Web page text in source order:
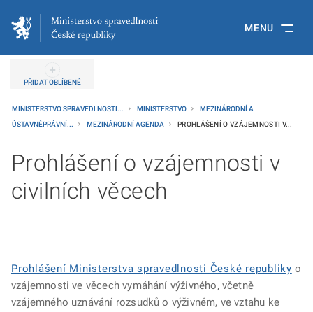
MENU
PŘIDAT OBLÍBENÉ
MINISTERSTVO SPRAVEDLNOSTI... MINISTERSTVO
MEZINÁRODNÍ A
ÚSTAVNĚPRÁVNÍ...
MEZINÁRODNÍ AGENDA PROHLÁŠENÍ O VZÁJEMNOSTI V...
Prohlášení o vzájemnosti v
civilních věcech
Prohlášení Ministerstva spravedlnosti České republiky o
vzájemnosti ve věcech vymáhání výživného, včetně
vzájemného uznávání rozsudků o výživném, ve vztahu ke